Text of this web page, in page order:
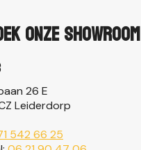
onze showroom
26 E
Leiderdorp
542 66 25